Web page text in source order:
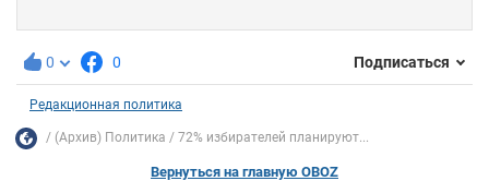
0 0 Подписаться
Редакционная политика
(Архив) Политика 72% избирателей планируют...
Вернуться на главную OBOZ